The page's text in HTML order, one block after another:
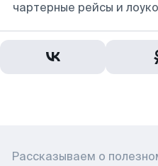
чартерные рейсы и
Рассказываем о